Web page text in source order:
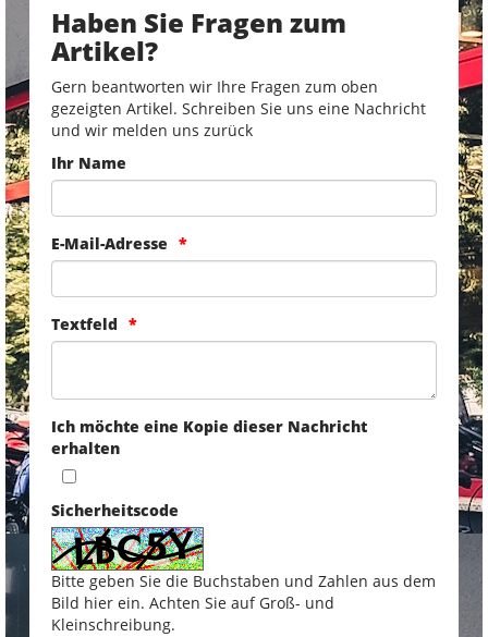
Haben Sie Fragen zum
Artikel?
Gern beantworten wir Ihre Fragen zum oben
gezeigten Artikel. Schreiben Sie uns eine Nachricht
und wir melden uns zurück
Ihr Name
E-Mail-Adresse
Textfeld
Ich möchte eine Kopie dieser Nachricht
erhalten
Sicherheitscode
Bitte geben Sie die Buchstaben und Zahlen aus dem
Bild hier ein. Achten Sie auf Groß- und
Kleinschreibung.